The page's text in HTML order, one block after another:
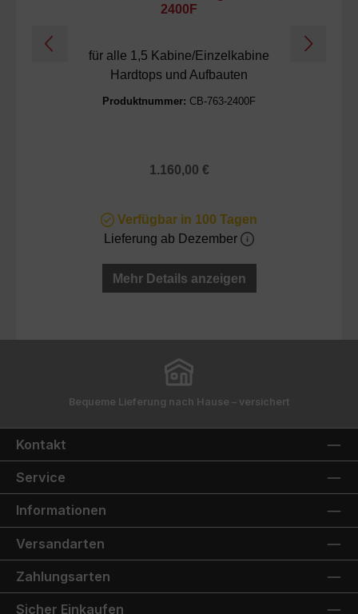
2400F
für alle 1,5 Kabine/Einzelkabine
Hardtops und Aufbauten
Produktnummer: CB-763-2400F
Regulärer Preis:
1.160,00 €
Verfügbar in 100 Tagen
Lieferung ab Dezember
Mehr Details anzeigen
Bequeme Lieferung nach Hause – versichert
Kontakt
Service
Informationen
Versandarten
Zahlungsarten
Sicher Einkaufen